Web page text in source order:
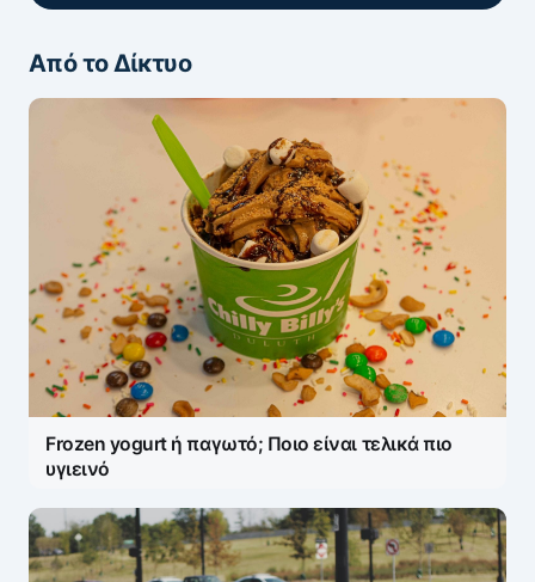
ΖΩΝΤΑΝΆ ΣΧΌΛΙΑ
Πάρτε μέρος στη συζήτηση — το σχόλιό σας
ελέγχεται άμεσα από AI (Ελληνικά & Αγγλικά).
ΠΡΟΣΤΑΣΊΑ AI
Η ηλ. διεύθυνση σας δεν δημοσιεύεται. Τα
υποχρεωτικά πεδία σημειώνονται με*
Message*
Από το Δίκτυο
Frozen yogurt ή παγωτό; Ποιο είναι τελικά πιο
υγιεινό